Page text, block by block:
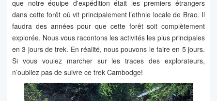
que notre équipe d'expédition était les premiers étrangers
dans cette forêt où vit principalement l’ethnie locale de Brao. Il
faudra des années pour que cette forêt soit complètement
explorée. Nous vous racontons les activités les plus principales
en 3 jours de trek. En réalité, nous pouvons le faire en 5 jours.
Si vous voulez marcher sur les traces des explorateurs,
n’oubliez pas de suivre ce trek Cambodge!